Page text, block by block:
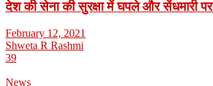
देश की सेना की सुरक्षा में घपले और सेंधमारी
February 12, 2021
Shweta R Rashmi
39
News